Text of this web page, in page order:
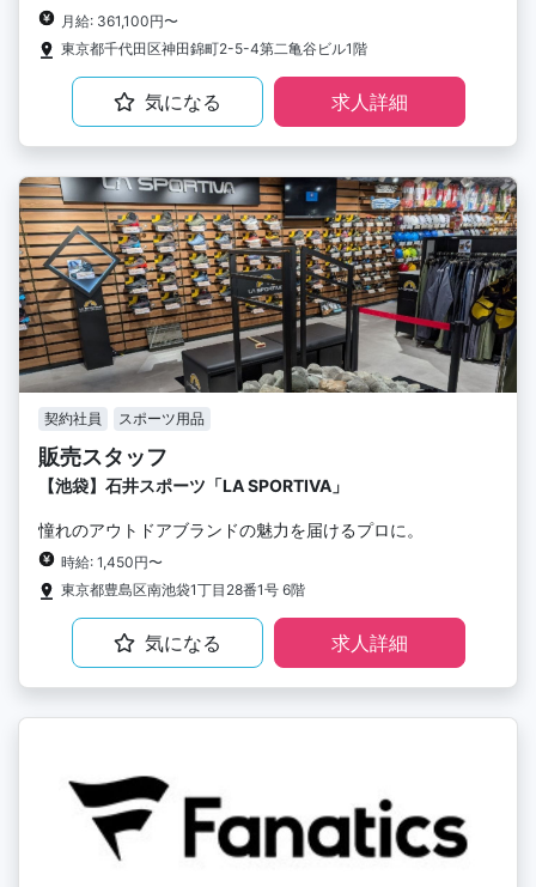
月給: 361,100円〜
東京都千代田区神田錦町2-5-4第二亀谷ビル1階
気になる 求人詳細
契約社員 スポーツ用品
販売スタッフ
【池袋】石井スポーツ「LA SPORTIVA」
憧れのアウトドアブランドの魅力を届けるプロに。
時給: 1,450円〜
東京都豊島区南池袋1丁目28番1号 6階
気になる 求人詳細